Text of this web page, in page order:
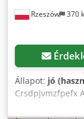
Rzeszów 370
Állapot: jó
Crsdpjvmzfpefx
magasság: 130,